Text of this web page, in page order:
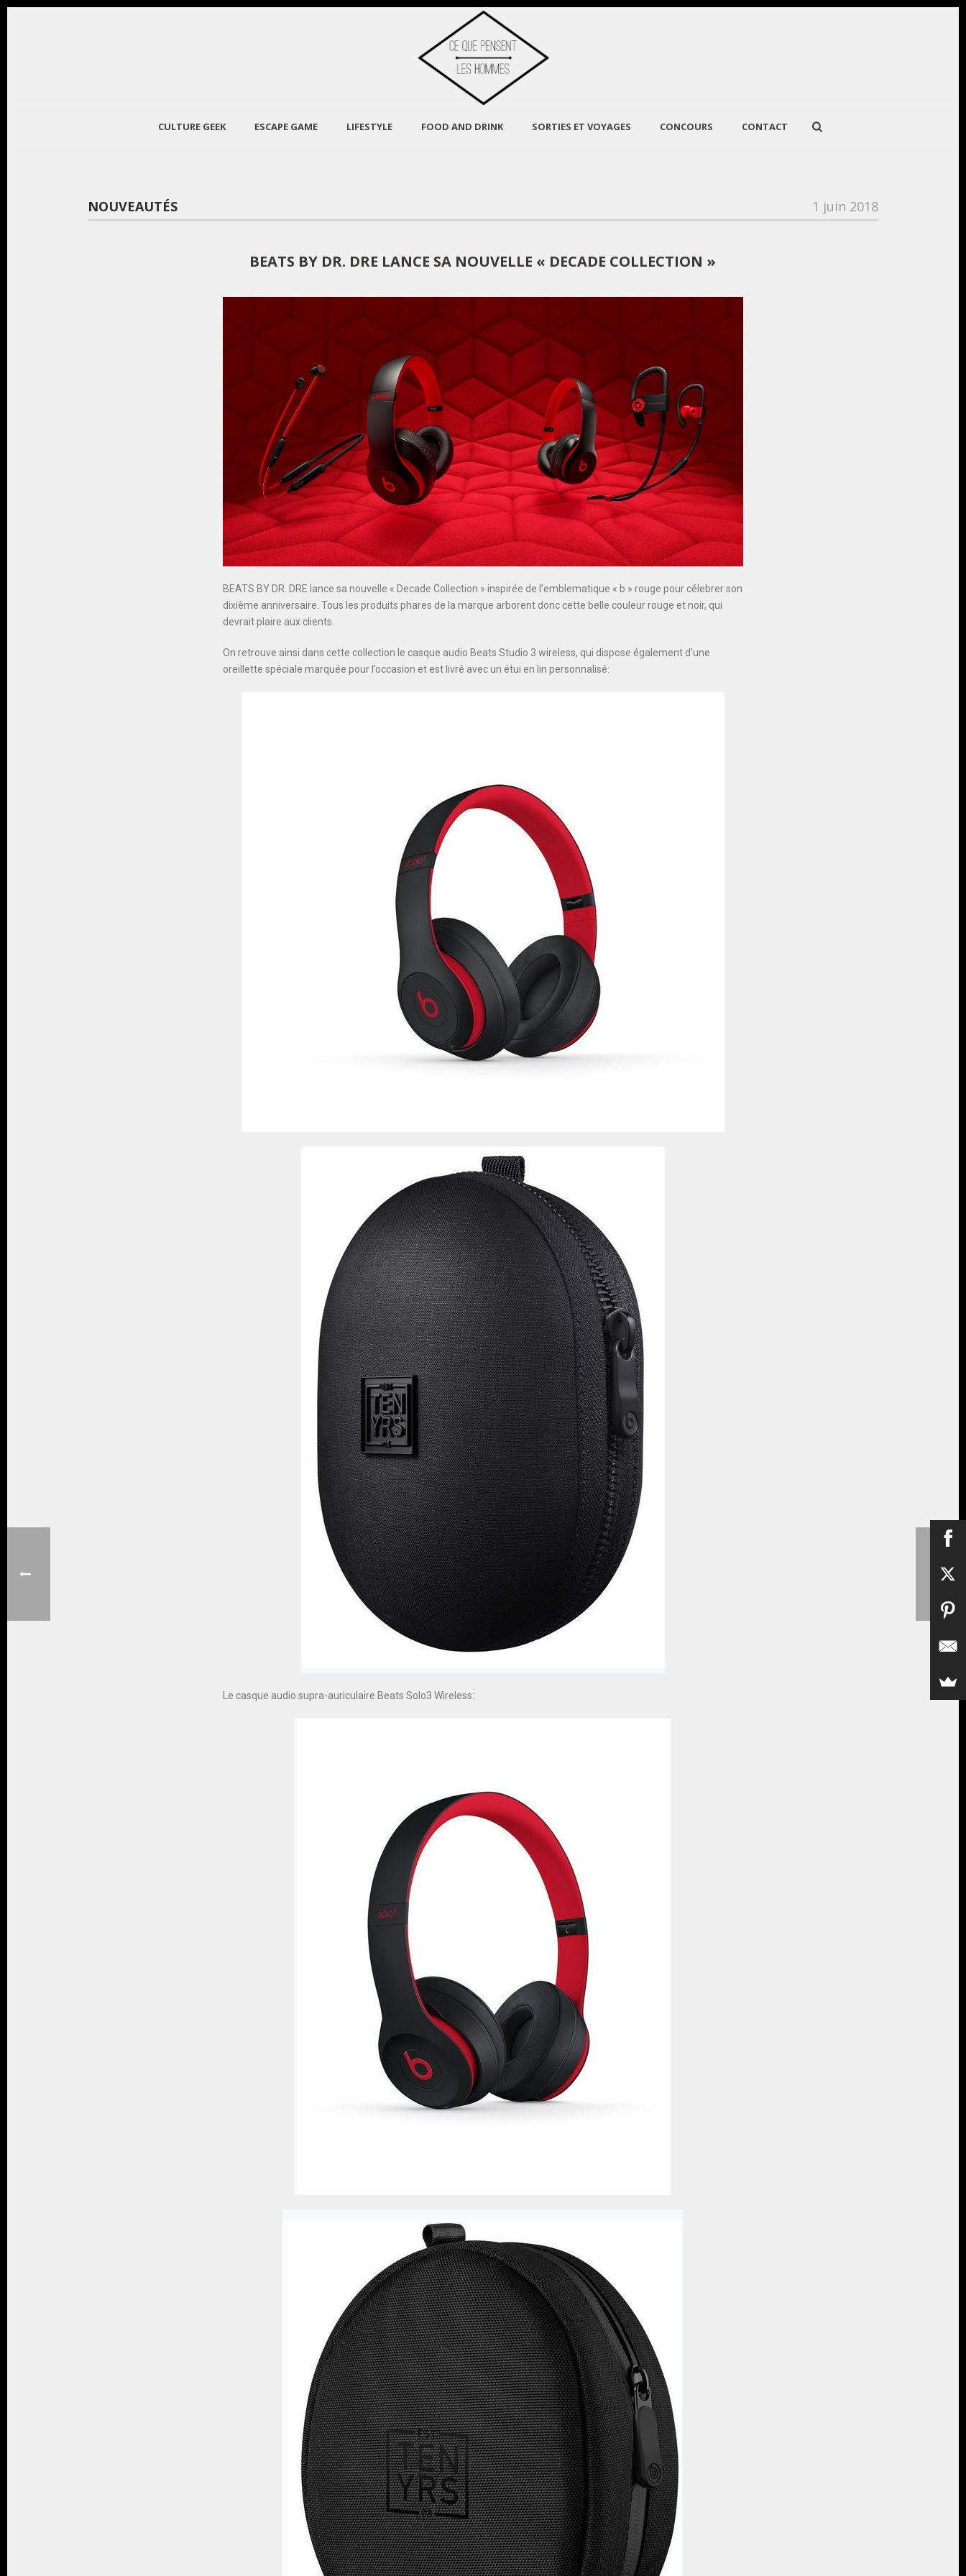
CULTURE GEEK ESCAPE GAME LIFESTYLE FOOD AND DRINK SORTIES ET VOYAGES CONCOURS CONTACT
NOUVEAUTÉS 1 juin 2018
BEATS BY DR. DRE LANCE SA NOUVELLE « DECADE COLLECTION »
BEATS BY DR. DRE lance sa nouvelle « Decade Collection » inspirée de l’emblematique « b » rouge pour célebrer son
dixième anniversaire. Tous les produits phares de la marque arborent donc cette belle couleur rouge et noir, qui
devrait plaire aux clients.
On retrouve ainsi dans cette collection le casque audio Beats Studio 3 wireless, qui dispose également d’une
oreillette spéciale marquée pour l’occasion et est livré avec un étui en lin personnalisé:
Le casque audio supra-auriculaire Beats Solo3 Wireless: